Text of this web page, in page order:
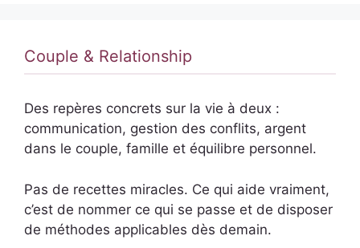
Couple & Relationship
Des repères concrets sur la vie à deux :
communication, gestion des conflits, argent
dans le couple, famille et équilibre personnel.
Pas de recettes miracles. Ce qui aide vraiment,
c’est de nommer ce qui se passe et de disposer
de méthodes applicables dès demain.